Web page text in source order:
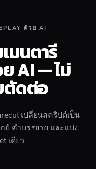
ด้วย AI
มนตารี
AI — ไม่
ตัดต่อ
เปลี่ยนสคริปต์เป็น
ย์ คำบรรยาย และแบ่ง
เดียว